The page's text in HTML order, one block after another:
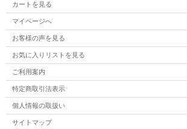
カートを見る
マイページへ
お客様の声を見る
お気に入りリストを見る
ご利用案内
特定商取引法表示
個人情報の取扱い
サイトマップ